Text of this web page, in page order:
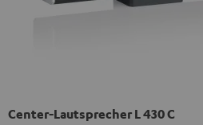
Center-Lautsprecher L 430 C